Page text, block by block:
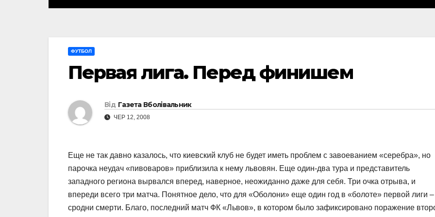
ФУТБОЛ
Первая лига. Перед финишем
Від Газета Вболівальник
ЧЕР 12, 2008
Еще не так давно казалось, что киевский клуб не будет иметь проблем с завоеванием «серебра», но
парочка неудач «пивоваров» приблизила к нему львовян. Еще один-два тура и представитель
западного региона вырвался вперед, наверное, неожиданно даже для себя. Три очка отрыва, и
впереди всего три матча. Понятное дело, что для «Оболони» еще один год в «болоте» первой лиги –
сродни смерти. Благо, последний матч ФК «Львов», в котором было зафиксировано поражение